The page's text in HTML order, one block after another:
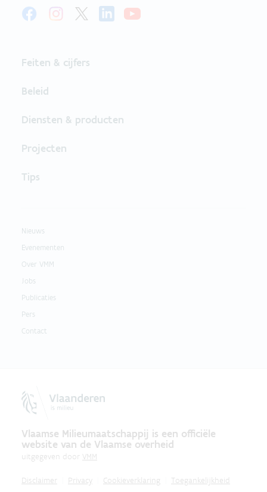
Feiten & cijfers
Beleid
Diensten & producten
Projecten
Tips
Nieuws
Evenementen
Over VMM
Jobs
Publicaties
Pers
Contact
Vlaamse Milieumaatschappij is een officiële
website van de Vlaamse overheid
uitgegeven door VMM
Disclaimer Privacy Cookieverklaring Toegankelijkheid